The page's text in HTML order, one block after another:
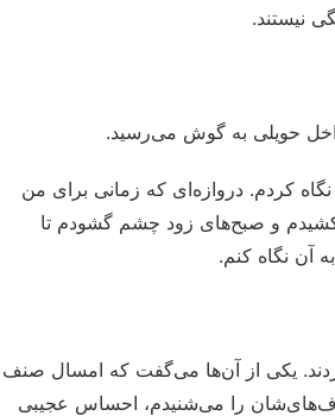
نیستند.
حویلی به گوش می‌رسید.
کردم. دروازه‌ای که زمانی برای من
و صبح‌های زود چشم گشودم تا
آن نگاه کنم.
یکی از آن‌ها می‌گفت که امسال صنف
را می‌شنیدم، احساس عجیبی